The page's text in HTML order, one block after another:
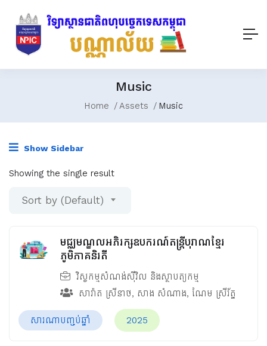
Music
Home Assets Music
Show Sidebar
Showing the single result
Sort by (Default)
មជ្ឈមណ្ឌលអភិរក្សឧបករណ៍តន្រ្តីបុរាណខ្មែរ
ភូមិភាគនិរតី
វិស្វកម្មសំណង់ស៊ីវិល និងស្ថាបត្យកម្ម
សារ៉ាត ស្រីនាថ, សាង សំណាង, ណែម ស្រីរ័ត្ន
សារណាបញ្ចប់ឆ្នាំ 2025